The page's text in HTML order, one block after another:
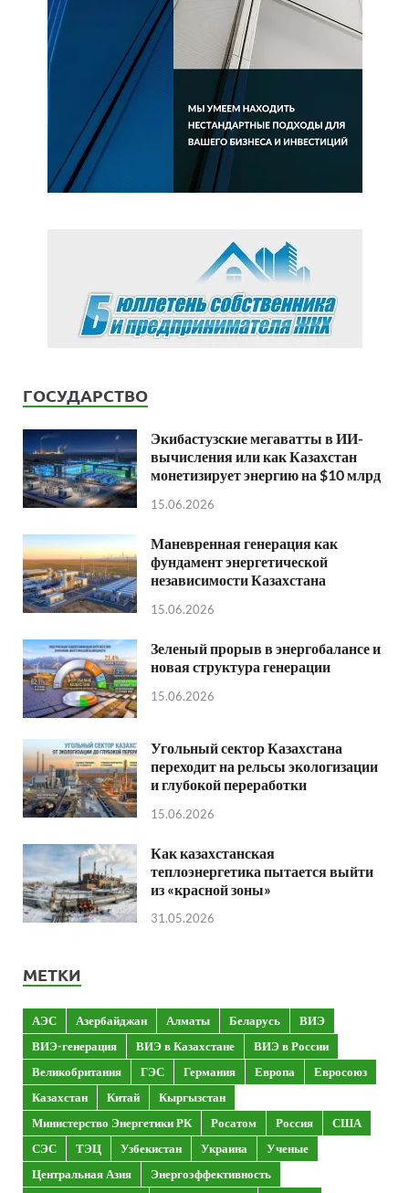
ГОСУДАРСТВО
Экибастузские мегаватты в ИИ-
вычисления или как Казахстан
монетизирует энергию на $10 млрд
15.06.2026
Маневренная генерация как
фундамент энергетической
независимости Казахстана
15.06.2026
Зеленый прорыв в энергобалансе и
новая структура генерации
15.06.2026
Угольный сектор Казахстана
переходит на рельсы экологизации
и глубокой переработки
15.06.2026
Как казахстанская
теплоэнергетика пытается выйти
из «красной зоны»
31.05.2026
МЕТКИ
АЭС Азербайджан Алматы Беларусь
ВИЭ
ВИЭ-генерация
ВИЭ в Казахстане
ВИЭ в России
Великобритания
ГЭС Германия Европа
Евросоюз
Казахстан
Китай
Кыргызстан
Министерство Энергетики РК
Росатом Россия
США
СЭС
ТЭЦ Узбекистан Украина
Ученые
Центральная Азия
Энергоэффективность